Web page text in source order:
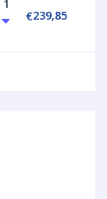
€239,85